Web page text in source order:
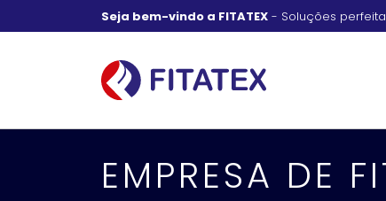
Seja bem-vindo a FITATEX - Soluções
EMPRESA DE